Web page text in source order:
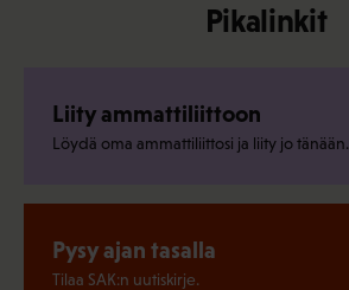
Pikalinkit
Liity ammattiliittoon
Löydä oma ammattiliittosi ja liity jo tänään.
Pysy ajan tasalla
Tilaa SAK:n uutiskirje.